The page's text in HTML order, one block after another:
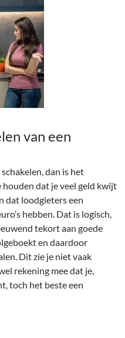
van een
dan is het
dat je veel geld kwijt
dat loodgieters een
hebben. Dat is logisch,
tekort aan goede
en daardoor
Dit zie je niet vaak
rekening mee dat je,
toch het beste een